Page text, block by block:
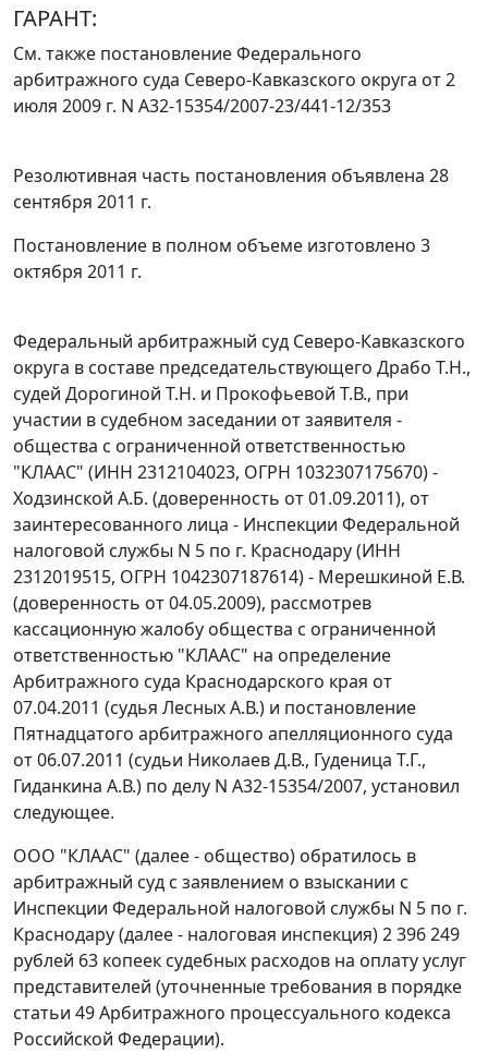
ГАРАНТ:
См. также постановлениеФедерального
арбитражного суда Северо-Кавказского округа от 2
июля 2009 г. N А32-15354/2007-23/441-12/353
Резолютивная часть постановления объявлена 28
сентября 2011 г.
Постановление в полном объеме изготовлено 3
октября 2011 г.
Федеральный арбитражный суд Северо-Кавказского
округа в составе председательствующего Драбо Т.Н.,
судей Дорогиной Т.Н. и Прокофьевой Т.В., при
участии в судебном заседании от заявителя -
общества с ограниченной ответственностью
"КЛААС" (ИНН 2312104023, ОГРН 1032307175670) -
Ходзинской А.Б. (доверенность от 01.09.2011), от
заинтересованного лица - Инспекции Федеральной
налоговой службы N 5 по г. Краснодару (ИНН
2312019515, ОГРН 1042307187614) - Мерешкиной Е.В.
(доверенность от 04.05.2009), рассмотрев
кассационную жалобу общества с ограниченной
ответственностью "КЛААС" на определение
Арбитражного суда Краснодарского края от
07.04.2011 (судья Лесных А.В.) и постановление
Пятнадцатого арбитражного апелляционного суда
от 06.07.2011 (судьи Николаев Д.В., Гуденица Т.Г.,
Гиданкина А.В.) по делу N А32-15354/2007, установил
следующее.
ООО "КЛААС" (далее - общество) обратилось в
арбитражный суд с заявлением о взыскании с
Инспекции Федеральной налоговой службы N 5 по г.
Краснодару (далее - налоговая инспекция) 2 396 249
рублей 63 копеек судебных расходов на оплату услуг
представителей (уточненные требования в порядке
статьи 49Арбитражного процессуального кодекса
Российской Федерации).